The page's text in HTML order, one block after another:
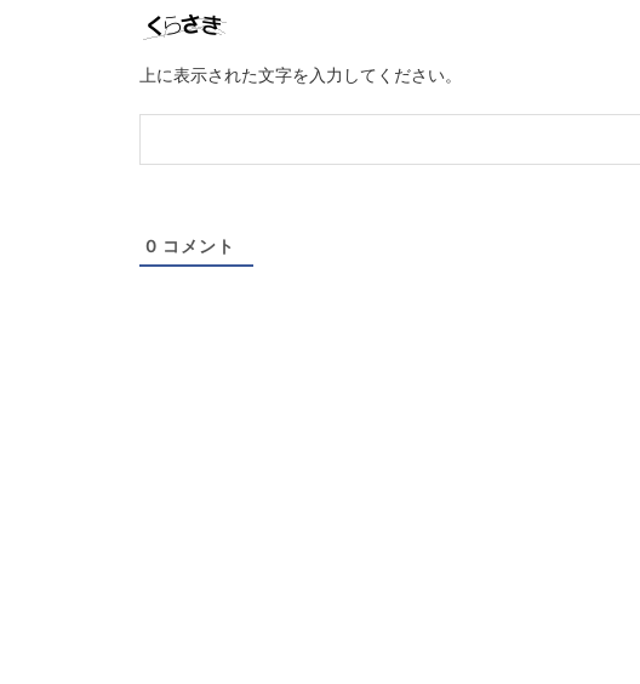
メ
ー
ル
意）
上に表示された文字を入力してください。
0 コメント